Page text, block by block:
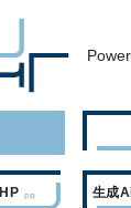
生成